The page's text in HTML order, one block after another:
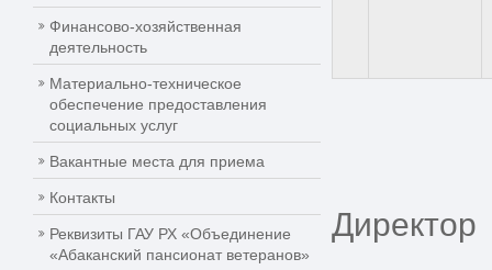
Финансово-хозяйственная
деятельность
Материально-техническое
обеспечение предоставления
социальных услуг
Вакантные места для приема
Контакты
Реквизиты ГАУ РХ «Объединение
«Абаканский пансионат ветеранов»
Директор